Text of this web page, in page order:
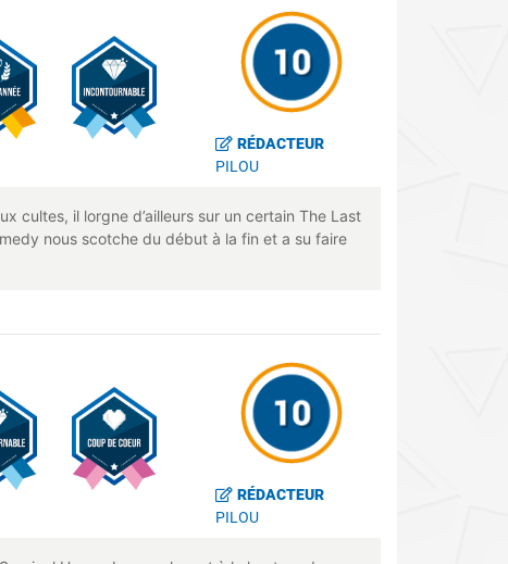
RÉDACTEUR
PILOU
cultes, il lorgne d’ailleurs sur un certain The Last
nous scotche du début à la fin et a su faire
RÉDACTEUR
PILOU